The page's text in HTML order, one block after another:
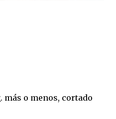
más o menos, cortado